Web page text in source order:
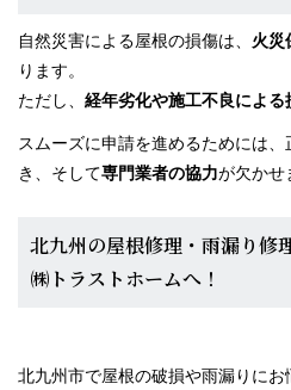
自然災害による屋根の損傷は、 火災
ります。
ただし、 経年劣化や施工不良による
スムーズに申請を進めるためには
き、そして専門業者の協力が欠かせ
北九州の屋根修理・雨漏り修
㈱トラストホームへ！
北九州市で屋根の破損や雨漏りにお